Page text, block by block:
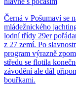
Černá v Pošumaví se
mládežnického
lodní třídy 29er
z 27 zemí. Po
program výrazně
středu se flotila
závodění ale dál
bouřkami.